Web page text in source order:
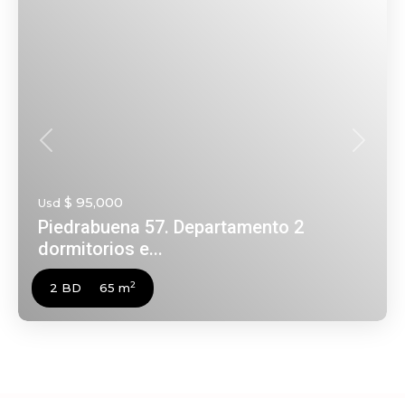
Anterior
Usd $ 95,000
Piedrabuena 57. Departamento 2
dormitorios e...
2 BD 65 m2